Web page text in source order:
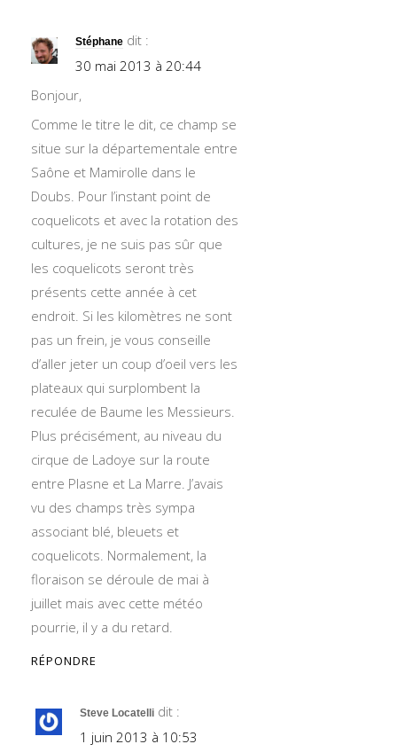
Stéphane dit :
30 mai 2013 à 20:44
Bonjour,
Comme le titre le dit, ce champ se
situe sur la départementale entre
Saône et Mamirolle dans le
Doubs. Pour l’instant point de
coquelicots et avec la rotation des
cultures, je ne suis pas sûr que
les coquelicots seront très
présents cette année à cet
endroit. Si les kilomètres ne sont
pas un frein, je vous conseille
d’aller jeter un coup d’oeil vers les
plateaux qui surplombent la
reculée de Baume les Messieurs.
Plus précisément, au niveau du
cirque de Ladoye sur la route
entre Plasne et La Marre. J’avais
vu des champs très sympa
associant blé, bleuets et
coquelicots. Normalement, la
floraison se déroule de mai à
juillet mais avec cette météo
pourrie, il y a du retard.
RÉPONDRE
Steve Locatelli dit :
1 juin 2013 à 10:53